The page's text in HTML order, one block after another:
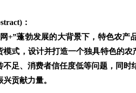
：
+”蓬勃发展的大背景下，特色农产
模式，设计并打造一个独具特色的
不足、消费者信任度低等问题，同时
兴贡献力量。